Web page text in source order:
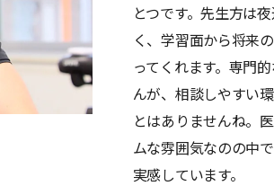
とつです。先生方は
く、学習面から将来
ってくれます。専門
んが、相談しやすい
とはありませんね。
ムな雰囲気なのの中
実感しています。